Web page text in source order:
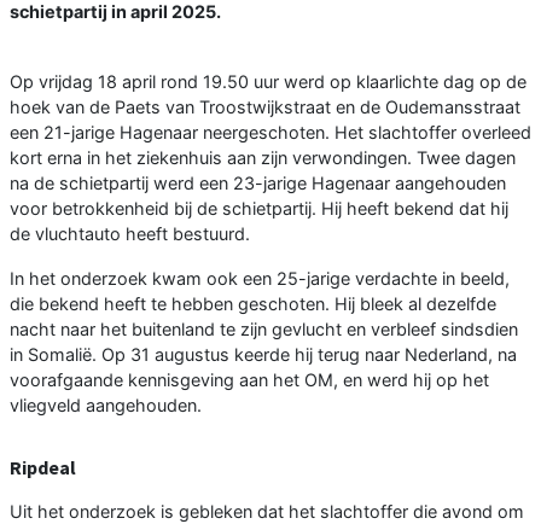
schietpartij in april 2025.
Op vrijdag 18 april rond 19.50 uur werd op klaarlichte dag op de
hoek van de Paets van Troostwijkstraat en de Oudemansstraat
een 21-jarige Hagenaar neergeschoten. Het slachtoffer overleed
kort erna in het ziekenhuis aan zijn verwondingen. Twee dagen
na de schietpartij werd een 23-jarige Hagenaar aangehouden
voor betrokkenheid bij de schietpartij. Hij heeft bekend dat hij
de vluchtauto heeft bestuurd.
In het onderzoek kwam ook een 25-jarige verdachte in beeld,
die bekend heeft te hebben geschoten. Hij bleek al dezelfde
nacht naar het buitenland te zijn gevlucht en verbleef sindsdien
in Somalië. Op 31 augustus keerde hij terug naar Nederland, na
voorafgaande kennisgeving aan het OM, en werd hij op het
vliegveld aangehouden.
Ripdeal
Uit het onderzoek is gebleken dat het slachtoffer die avond om